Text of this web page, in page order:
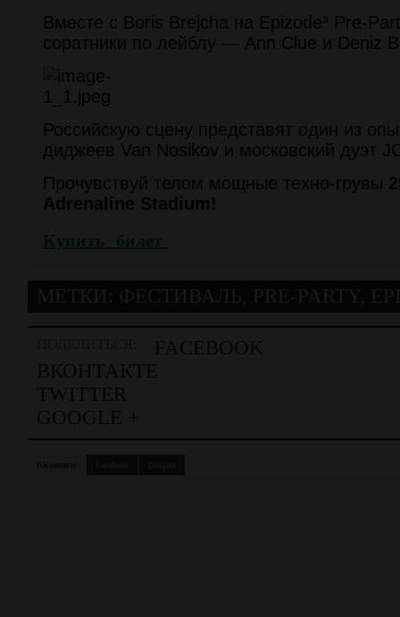
Вместе с Boris Brejcha на Epizode³ Pre-
соратники по лейблу — Ann Clue и Deniz
Российскую сцену представят один из
диджеев Van Nosikov и московский дуэт
Прочувствуй телом мощные техно-грувы
Adrenaline Stadium!
Купить билет
ВКонтакте